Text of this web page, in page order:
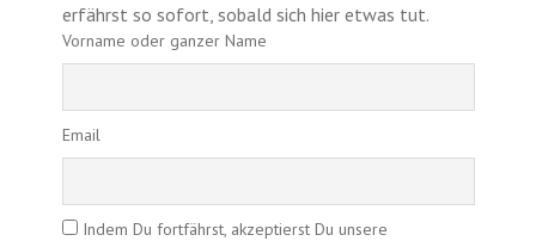
erfährst so sofort, sobald sich hier etwas tut.
Vorname oder ganzer Name
Email
Indem Du fortfährst, akzeptierst Du unsere